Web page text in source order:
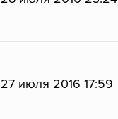
27 июля 2016 17:59